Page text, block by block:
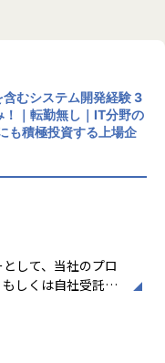
含むシステム開発経験 3
｜転勤無し｜IT分野の
も積極投資する上場企
して、当社のプロ
しくは自社受託プ
キルに応じてポ